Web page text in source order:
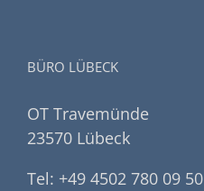
BÜRO LÜBECK
OT Travemünde
23570 Lübeck
Tel: +49 4502 780 09 50